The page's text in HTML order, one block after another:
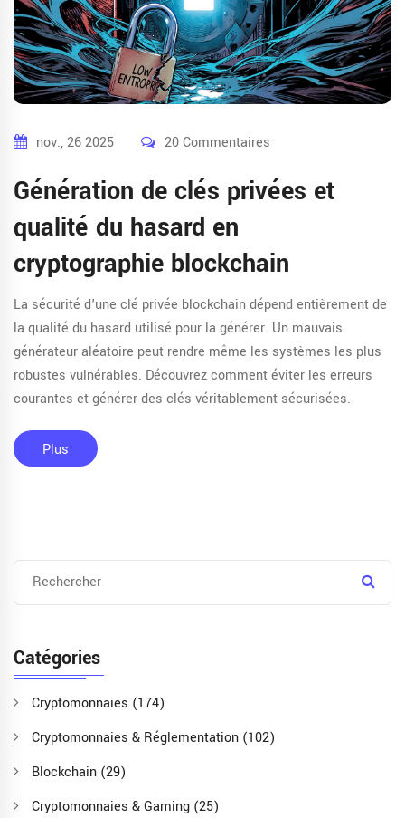
nov., 26 2025 20 Commentaires
Génération de clés privées et
qualité du hasard en
cryptographie blockchain
La sécurité d'une clé privée blockchain dépend entièrement de
la qualité du hasard utilisé pour la générer. Un mauvais
générateur aléatoire peut rendre même les systèmes les plus
robustes vulnérables. Découvrez comment éviter les erreurs
courantes et générer des clés véritablement sécurisées.
Plus
Catégories
Cryptomonnaies (174)
Cryptomonnaies & Réglementation (102)
Blockchain (29)
Cryptomonnaies & Gaming (25)